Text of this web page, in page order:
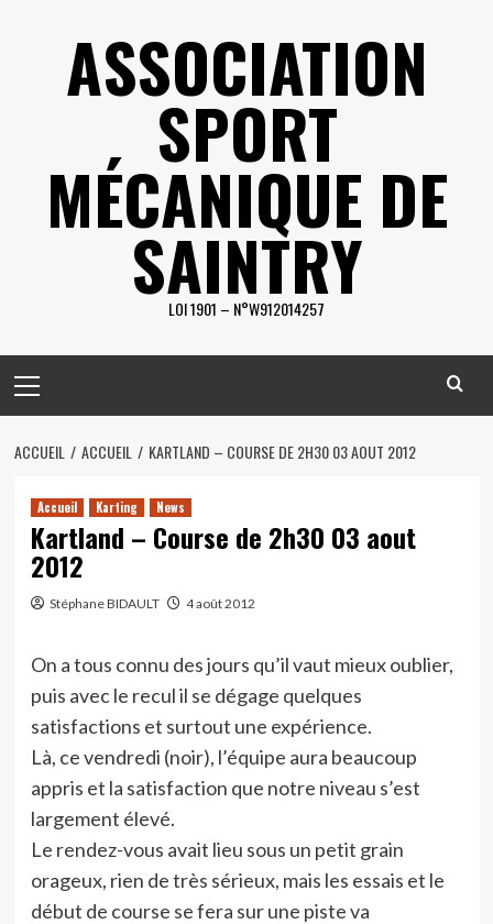
ASSOCIATION
SPORT
MÉCANIQUE DE
SAINTRY
LOI 1901 – N°W912014257
Menu
ACCUEIL ACCUEIL KARTLAND – COURSE DE 2H30 03 AOUT 2012
Accueil Karting News
Kartland – Course de 2h30 03 aout
2012
Stéphane BIDAULT 4 août 2012
On a tous connu des jours qu’il vaut mieux oublier,
puis avec le recul il se dégage quelques
satisfactions et surtout une expérience.
Là, ce vendredi (noir), l’équipe aura beaucoup
appris et la satisfaction que notre niveau s’est
largement élevé.
Le rendez-vous avait lieu sous un petit grain
orageux, rien de très sérieux, mais les essais et le
début de course se fera sur une piste va